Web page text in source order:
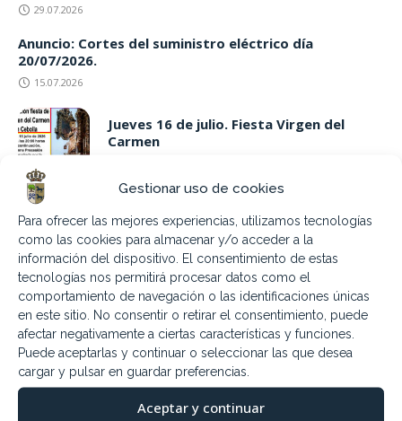
Gestionar uso de cookies
Para ofrecer las mejores experiencias, utilizamos tecnologías
como las cookies para almacenar y/o acceder a la
información del dispositivo. El consentimiento de estas
tecnologías nos permitirá procesar datos como el
comportamiento de navegación o las identificaciones únicas
en este sitio. No consentir o retirar el consentimiento, puede
afectar negativamente a ciertas características y funciones.
Puede aceptarlas y continuar o seleccionar las que desea
cargar y pulsar en guardar preferencias.
Aceptar y continuar
29.07.2026
Anuncio: Cortes del suministro eléctrico día
20/07/2026.
15.07.2026
Jueves 16 de julio. Fiesta Virgen del
Carmen
Sábado 11 de julio. Encuentro Bandas
2026
4.07.2026
9,16,23 y 30 Julio Piscina nocturna
3.07.2026
Sábado 18 de julio «Campechano: Humor
Emérito»